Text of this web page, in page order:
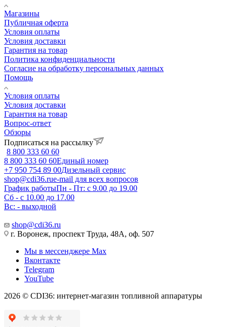
Магазины
Публичная оферта
Условия оплаты
Условия доставки
Гарантия на товар
Политика конфиденциальности
Согласие на обработку персональных данных
Помощь
Условия оплаты
Условия доставки
Гарантия на товар
Вопрос-ответ
Обзоры
Подписаться на рассылку
8 800 333 60 60
8 800 333 60 60Единый номер
+7 950 754 89 00Дизельный сервис
shop@cdi36.rue-mail для всех вопросов
График работыПн - Пт: с 9.00 до 19.00
Сб - с 10.00 до 17.00
Вс: - выходной
shop@cdi36.ru
г. Воронеж, проспект Труда, 48А, оф. 507
Мы в мессенджере Max
Вконтакте
Telegram
YouTube
2026 © CDI36: интернет-магазин топливной аппаратуры